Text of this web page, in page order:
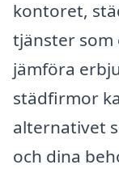
kontoret,
tjänster som
jämföra
städfirmor
alternativet
och dina